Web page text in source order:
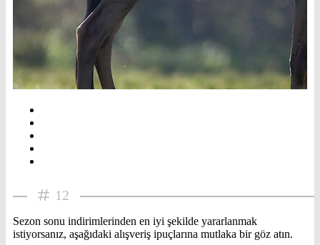
12
Sezon sonu indirimlerinden en iyi şekilde yararlanmak
istiyorsanız, aşağıdaki alışveriş ipuçlarına mutlaka bir göz atın.